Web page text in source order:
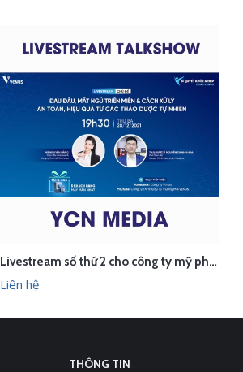
LIÊN HỆ XEM NHANH
Livestream số thứ 2 cho công ty mỹ phẩm Venus
Liên hệ
THÔNG TIN